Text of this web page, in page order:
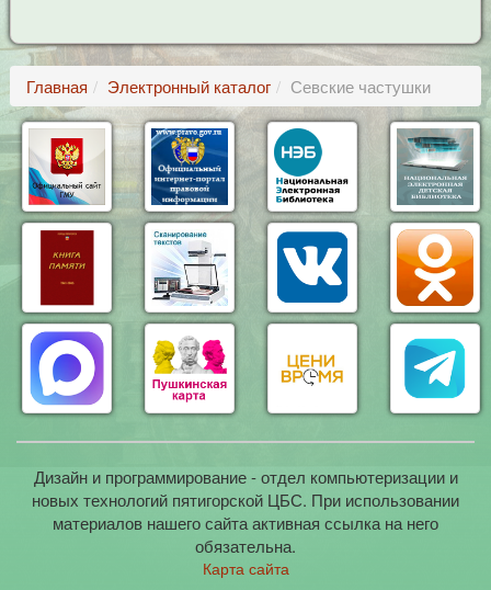
Главная Электронный каталог Севские частушки
Дизайн и программирование - отдел компьютеризации и
новых технологий пятигорской ЦБС. При использовании
материалов нашего сайта активная ссылка на него
обязательна.
Карта сайта